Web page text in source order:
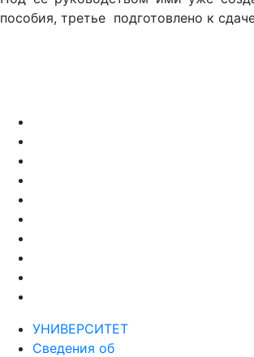
пособия, третье подготовлено к
УНИВЕРСИТЕТ
Сведения об